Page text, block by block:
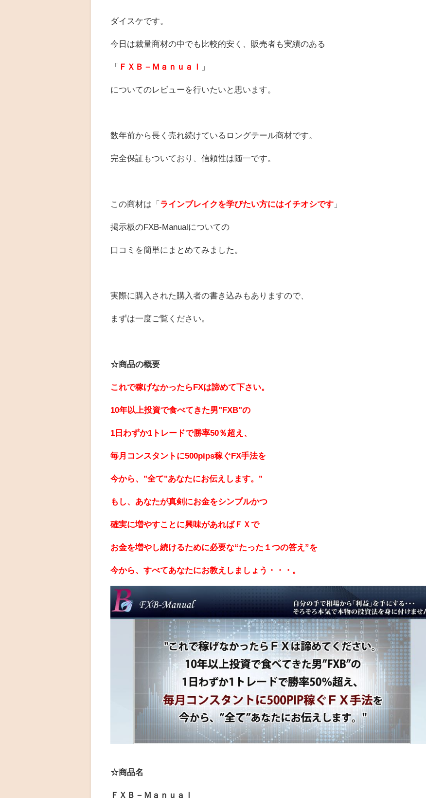
ダイスケです。
今日は裁量商材の中でも比較的安く、販売者も実績のある
「 ＦＸＢ－Ｍａｎｕａｌ 」
についてのレビューを行いたいと思います。
数年前から長く売れ続けているロングテール商材です。
完全保証もついており、信頼性は随一です。
この商材は「 ラインブレイクを学びたい方にはイチオシです 」
掲示板のFXB-Manualについての
口コミを簡単にまとめてみました。
実際に購入された購入者の書き込みもありますので、
まずは一度ご覧ください。
☆商品の概要
これで稼げなかったらFXは諦めて下さい。
10年以上投資で食べてきた男"FXB"の
1日わずか1トレードで勝率50％超え、
毎月コンスタントに500pips稼ぐFX手法を
今から、"全て"あなたにお伝えします。"
もし、あなたが真剣にお金をシンプルかつ
確実に増やすことに興味があればＦＸで
お金を増やし続けるために必要な“たった１つの答え”を
今から、すべてあなたにお教えしましょう・・・。
☆商品名
ＦＸＢ－Ｍａｎｕａｌ